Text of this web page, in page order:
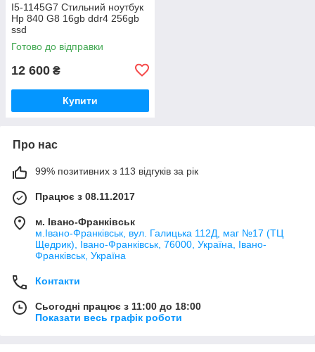
I5-1145G7 Стильний ноутбук
Hp 840 G8 16gb ddr4 256gb
ssd
Готово до відправки
12 600 ₴
Купити
Про нас
99% позитивних з 113 відгуків за рік
Працює з 08.11.2017
м. Івано-Франківськ
м.Івано-Франківськ, вул. Галицька 112Д, маг №17 (ТЦ
Щедрик), Івано-Франківськ, 76000, Україна, Івано-
Франківськ, Україна
Контакти
Сьогодні працює з 11:00 до 18:00
Показати весь графік роботи